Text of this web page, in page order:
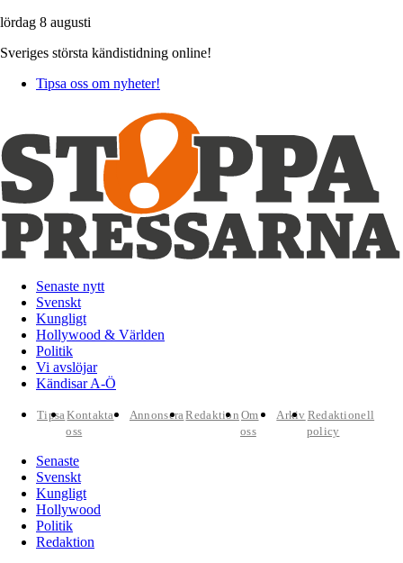
lördag 8 augusti
Sveriges största kändistidning online!
Tipsa oss om nyheter!
Senaste nytt
Svenskt
Kungligt
Hollywood & Världen
Politik
Vi avslöjar
Kändisar A-Ö
TipsaKontakta
oss
AnnonseraRedaktion Om
oss
Arkiv Redaktionell
policy
Senaste
Svenskt
Kungligt
Hollywood
Politik
Redaktion